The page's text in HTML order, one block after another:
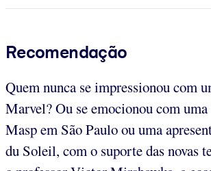
Recomendação
Quem nunca se impressionou com
Marvel? Ou se emocionou com
Masp em São Paulo ou uma
du Soleil, com o suporte das novas